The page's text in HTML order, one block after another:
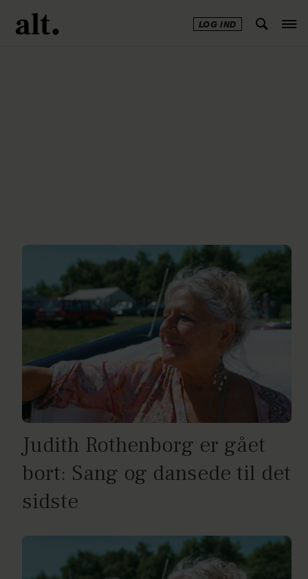
LOG IND
Judith Rothenborg er gået
bort: Sang og dansede til det
sidste